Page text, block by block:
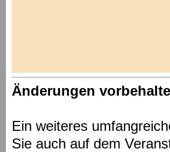
Änderungen
Ein weiteres
Sie auch auf dem